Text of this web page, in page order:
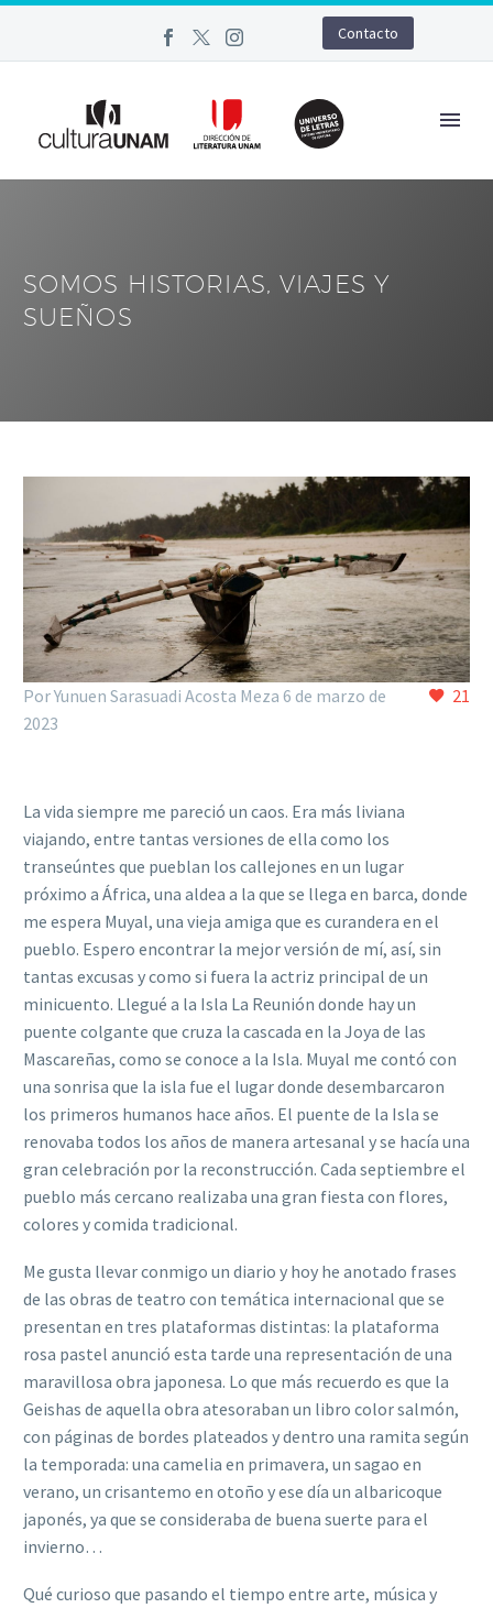
Contacto
SOMOS HISTORIAS, VIAJES Y
SUEÑOS
21
Por Yunuen Sarasuadi Acosta Meza 6 de marzo de
2023
La vida siempre me pareció un caos. Era más liviana
viajando, entre tantas versiones de ella como los
transeúntes que pueblan los callejones en un lugar
próximo a África, una aldea a la que se llega en barca, donde
me espera Muyal, una vieja amiga que es curandera en el
pueblo. Espero encontrar la mejor versión de mí, así, sin
tantas excusas y como si fuera la actriz principal de un
minicuento. Llegué a la Isla La Reunión donde hay un
puente colgante que cruza la cascada en la Joya de las
Mascareñas, como se conoce a la Isla. Muyal me contó con
una sonrisa que la isla fue el lugar donde desembarcaron
los primeros humanos hace años. El puente de la Isla se
renovaba todos los años de manera artesanal y se hacía una
gran celebración por la reconstrucción. Cada septiembre el
pueblo más cercano realizaba una gran fiesta con flores,
colores y comida tradicional.
Me gusta llevar conmigo un diario y hoy he anotado frases
de las obras de teatro con temática internacional que se
presentan en tres plataformas distintas: la plataforma
rosa pastel anunció esta tarde una representación de una
maravillosa obra japonesa. Lo que más recuerdo es que la
Geishas de aquella obra atesoraban un libro color salmón,
con páginas de bordes plateados y dentro una ramita según
la temporada: una camelia en primavera, un sagao en
verano, un crisantemo en otoño y ese día un albaricoque
japonés, ya que se consideraba de buena suerte para el
invierno…
Qué curioso que pasando el tiempo entre arte, música y